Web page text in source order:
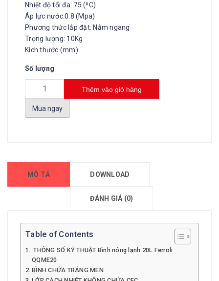
Nhiệt độ tối đa: 75 (⁰C)
Áp lực nước:0.8 (Mpa)
Phương thức lắp đặt: Nằm ngang
Trọng lượng: 10Kg
Kích thước (mm)
Số lượng
Thêm vào giỏ hàng
Mua ngay
MÔ TẢ DOWNLOAD
ĐÁNH GIÁ (0)
Table of Contents
THÔNG SỐ KỸ THUẬT Bình nóng lạnh 20L Ferroli
QQME20
BÌNH CHỨA TRÁNG MEN